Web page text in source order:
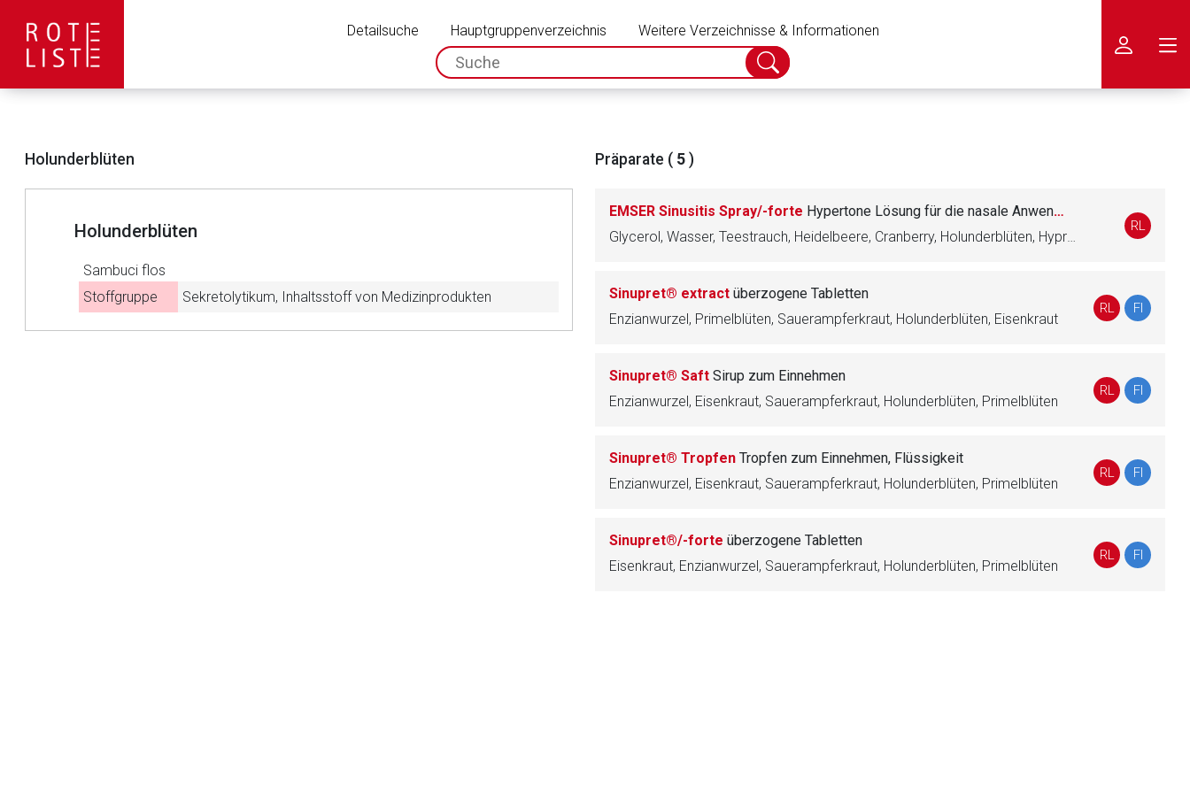
Detailsuche Hauptgruppenverzeichnis
Weitere Verzeichnisse & Informationen
spc.search.input.placeholder
Suche
abschicken
Holunderblüten
Holunderblüten
Sambuci flos
Stoffgruppe
Sekretolytikum, Inhaltsstoff von Medizinprodukten
Präparate ( 5 )
EMSER Sinusitis Spray/-forte Hypertone Lösung für die nasale Anwendung
Glycerol, Wasser, Teestrauch, Heidelbeere, Cranberry, Holunderblüten, Hyprolose, Pfefferminzöl, Eukalyptusöl, Thymianöl, Rosmarinöl
RL
Sinupret® extract überzogene Tabletten
Enzianwurzel, Primelblüten, Sauerampferkraut, Holunderblüten, Eisenkraut
RL FI
Sinupret® Saft Sirup zum Einnehmen
Enzianwurzel, Eisenkraut, Sauerampferkraut, Holunderblüten, Primelblüten
RL FI
Sinupret® Tropfen Tropfen zum Einnehmen, Flüssigkeit
Enzianwurzel, Eisenkraut, Sauerampferkraut, Holunderblüten, Primelblüten
RL FI
Sinupret®/-forte überzogene Tabletten
Eisenkraut, Enzianwurzel, Sauerampferkraut, Holunderblüten, Primelblüten
RL FI
Der von Ihnen aufgerufene Link öffnet eine externe Web-Seite. Für die Inhalte der externen Web-Seite ist deren